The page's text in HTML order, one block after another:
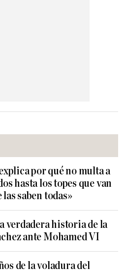
por qué no multa a
hasta los topes que van
saben todas»
verdadera historia de la
ante Mohamed VI
de la voladura del